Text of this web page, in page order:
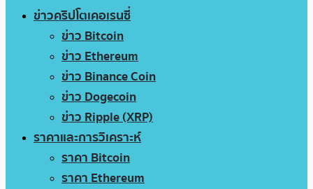
ข่าวคริปโตเคอเรนซี่
ข่าว Bitcoin
ข่าว Ethereum
ข่าว Binance Coin
ข่าว Dogecoin
ข่าว Ripple (XRP)
ราคาและการวิเคราะห์
ราคา Bitcoin
ราคา Ethereum